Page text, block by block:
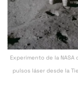
Experimento de la
pulsos láser desde la